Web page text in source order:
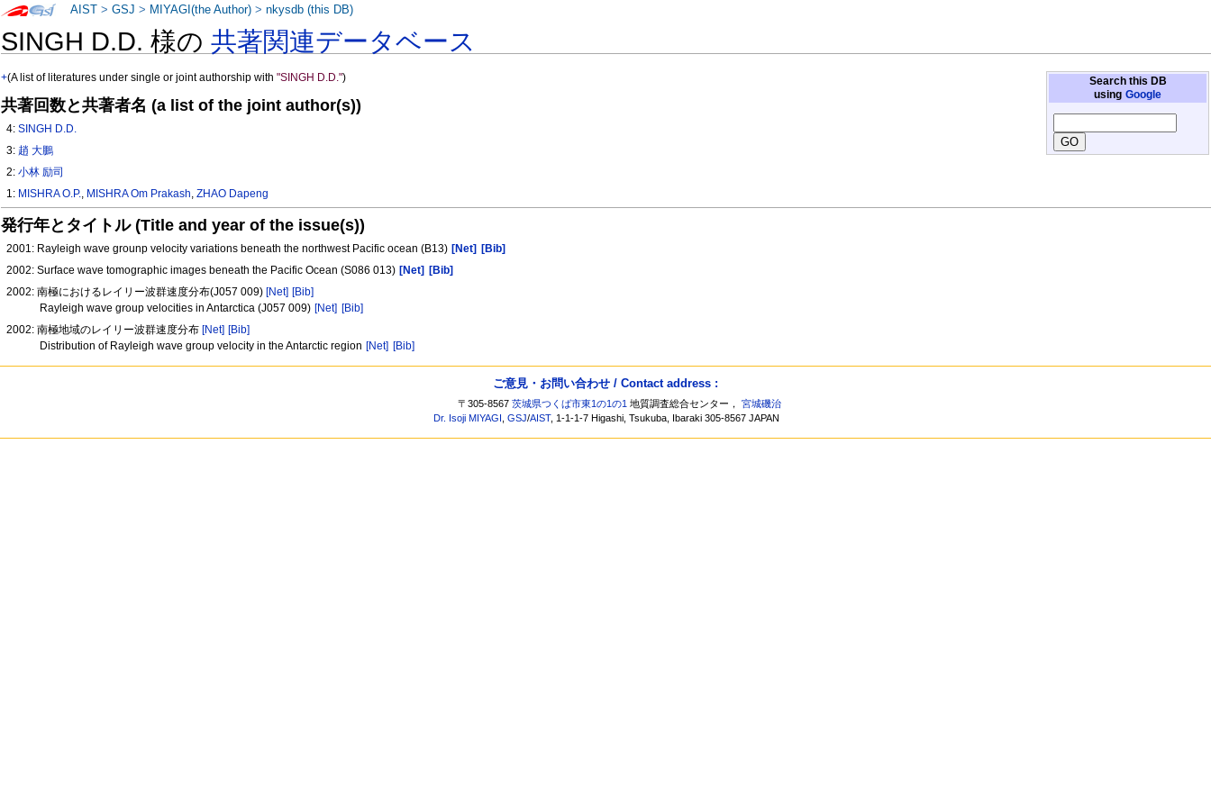
SINGH D.D. 様の共著関連データベース
Search this DB
using Google
+(A list of literatures under single or joint authorship with"SINGH D.D.")
共著回数と共著者名 (a list of the joint author(s))
4:SINGH D.D.
3: 趙 大鵬
2:小林 励司
1: MISHRA O.P., MISHRA Om Prakash,ZHAO Dapeng
発行年とタイトル (Title and year of the issue(s))
2001: Rayleigh wave grounp velocity variations beneath the northwest Pacific ocean (B13) [Net]
[Bib]
2002: Surface wave tomographic images beneath the Pacific Ocean (S086 013) [Net]
[Bib]
2002: 南極におけるレイリー波群速度分布(J057 009) [Net] [Bib]
Rayleigh wave group velocities in Antarctica (J057 009) [Net] [Bib]
2002: 南極地域のレイリー波群速度分布 [Net] [Bib]
Distribution of Rayleigh wave group velocity in the Antarctic region [Net] [Bib]
AIST >GSJ > MIYAGI(the Author) >nkysdb (this DB)
ご意見・お問い合わせ / Contact address :
〒305-8567茨城県つくば市東1の1の1 地質調査総合センター，宮城磯治
Dr. Isoji MIYAGI
,GSJ/AIST, 1-1-1-7 Higashi, Tsukuba, Ibaraki 305-8567 JAPAN